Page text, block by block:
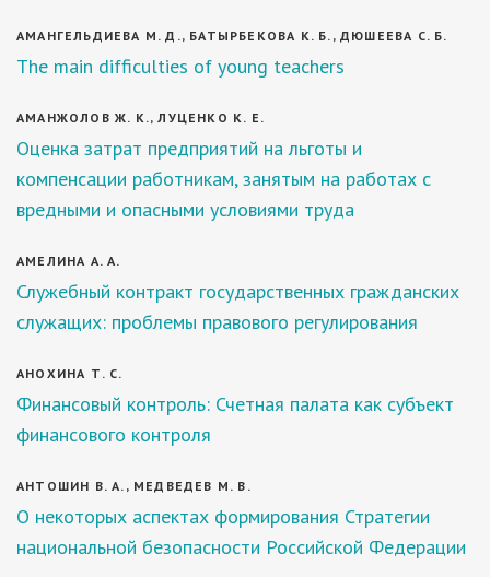
АМАНГЕЛЬДИЕВА М. Д., БАТЫРБЕКОВА К. Б., ДЮШЕЕВА С. Б.
The main difficulties of young teachers
АМАНЖОЛОВ Ж. К., ЛУЦЕНКО К. Е.
Оценка затрат предприятий на льготы и
компенсации работникам, занятым на работах с
вредными и опасными условиями труда
АМЕЛИНА А. А.
Служебный контракт государственных гражданских
служащих: проблемы правового регулирования
АНОХИНА Т. С.
Финансовый контроль: Счетная палата как субъект
финансового контроля
АНТОШИН В. А., МЕДВЕДЕВ М. В.
О некоторых аспектах формирования Стратегии
национальной безопасности Российской Федерации